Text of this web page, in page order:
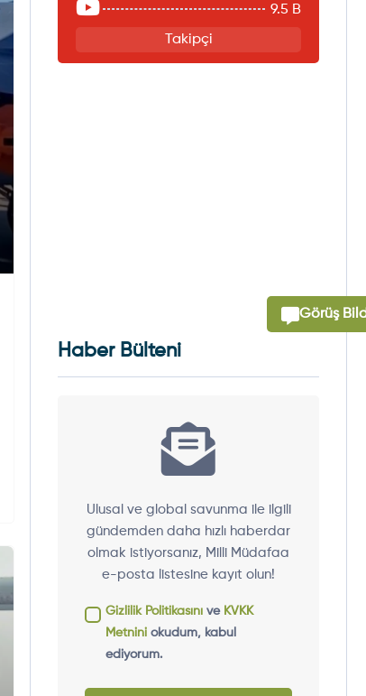
9.5 B
Takipçi
Haber Bülteni
Ulusal ve global savunma ile ilgili
gündemden daha hızlı haberdar
olmak istiyorsanız, Milli Müdafaa
e-posta listesine kayıt olun!
Gizlilik Politikasını ve KVKK
Metnini okudum, kabul
ediyorum.
Görüş